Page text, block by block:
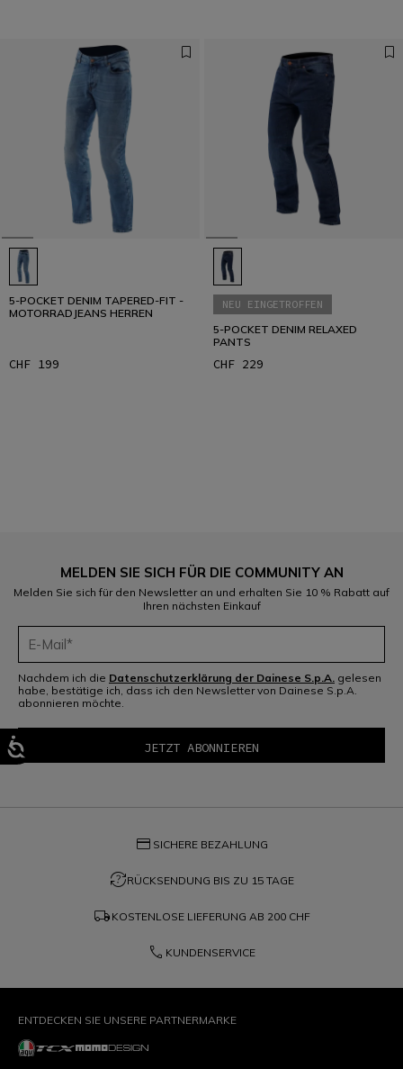
5-POCKET DENIM TAPERED-FIT -
MOTORRADJEANS HERREN
CHF 199
NEU EINGETROFFEN
5-POCKET DENIM RELAXED
PANTS
CHF 229
MELDEN SIE SICH FÜR DIE COMMUNITY AN
Melden Sie sich für den Newsletter an und erhalten Sie 10 % Rabatt auf
Ihren nächsten Einkauf
Nachdem ich die Datenschutzerklärung der Dainese S.p.A. gelesen
habe, bestätige ich, dass ich den Newsletter von Dainese S.p.A.
abonnieren möchte.
credit_card SICHERE BEZAHLUNG
question_exchangeRÜCKSENDUNG BIS ZU 15 TAGE
local_shipping KOSTENLOSE LIEFERUNG AB 200 CHF
phone KUNDENSERVICE
ENTDECKEN SIE UNSERE PARTNERMARKE